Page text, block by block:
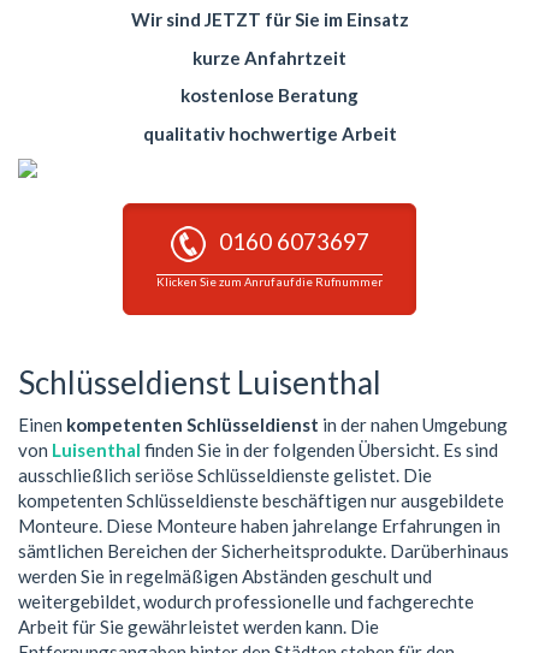
Wir sind JETZT für Sie im Einsatz
kurze Anfahrtzeit
kostenlose Beratung
qualitativ hochwertige Arbeit
0160 6073697
Klicken Sie zum Anruf auf die Rufnummer
Schlüsseldienst Luisenthal
Einen kompetenten Schlüsseldienst in der nahen Umgebung
von Luisenthal finden Sie in der folgenden Übersicht. Es sind
ausschließlich seriöse Schlüsseldienste gelistet. Die
kompetenten Schlüsseldienste beschäftigen nur ausgebildete
Monteure. Diese Monteure haben jahrelange Erfahrungen in
sämtlichen Bereichen der Sicherheitsprodukte. Darüberhinaus
werden Sie in regelmäßigen Abständen geschult und
weitergebildet, wodurch professionelle und fachgerechte
Arbeit für Sie gewährleistet werden kann. Die